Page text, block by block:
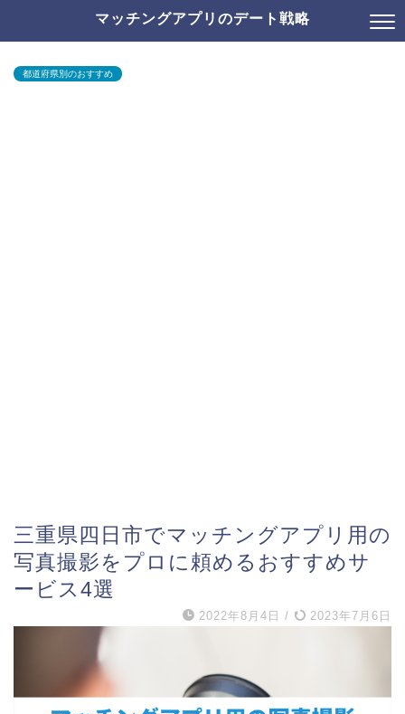
マッチングアプリのデート戦略
都道府県別のおすすめ
三重県四日市でマッチングアプリ用の
写真撮影をプロに頼めるおすすめサ
ービス4選
2022年8月4日 / 2023年7月6日